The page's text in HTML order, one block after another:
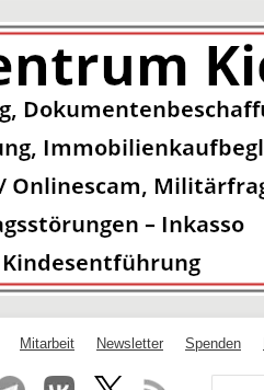
Mitarbeit Newsletter Spenden